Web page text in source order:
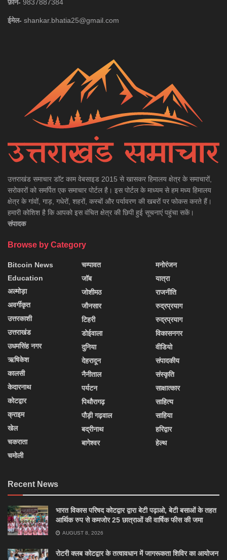
फ़ोन- 9837887384
ईमेल- shankar.bhatia25@gmail.com
उत्तराखंड समाचार डाॅट काम वेबसाइड 2015 से खासकर हिमालय क्षेत्र के समाचारों,
सरोकारों को समर्पित एक समाचार पोर्टल है। इस पोर्टल के माध्यम से हम मध्य हिमालय
क्षेत्र के गांवों, गाड़, गधेरों, शहरों, कस्बों और पर्यावरण की खबरों पर फोकस करते हैं।
हमारी कोशिश है कि आपको इस वंचित क्षेत्र की छिपी हुई सूचनाएं पहुंचा सकें।
संपादक
Browse by Category
Bitcoin News
Education
अल्मोड़ा
अवर्गीकृत
उत्तरकाशी
उत्तराखंड
उधमसिंह नगर
ऋषिकेश
कालसी
केदारनाथ
कोटद्वार
क्राइम
खेल
चकराता
चमोली
चम्पावत
जॉब
जोशीमठ
जौनसार
टिहरी
डोईवाला
दुनिया
देहरादून
नैनीताल
पर्यटन
पिथौरागढ़
पौड़ी गढ़वाल
बद्रीनाथ
बागेश्वर
मनोरंजन
यात्रा
राजनीति
रुद्रप्रयाग
रुद्रप्रयाग
विकासनगर
वीडियो
संपादकीय
संस्कृति
साक्षात्कार
साहित्य
साहिया
हरिद्वार
हेल्थ
Recent News
भारत विकास परिषद कोटद्वार द्वारा बेटी पढ़ाओ, बेटी बसाओं के तहत
आर्थिक रुप से कमजोर 25 छात्राओं की वार्षिक फीस की जमा
AUGUST 8, 2026
रोटरी क्लब कोटद्वार के तत्वावधान में जागरूकता शिविर का आयोजन